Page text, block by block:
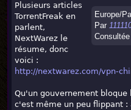
Europe/
Par
Plusieurs articles
TorrentFreak en
parlent,
NextWarez le
résume, donc
voici :
http://nextwarez.com/vpn-
Qu'un gouvernement bloque
c'est même un peu flippant :